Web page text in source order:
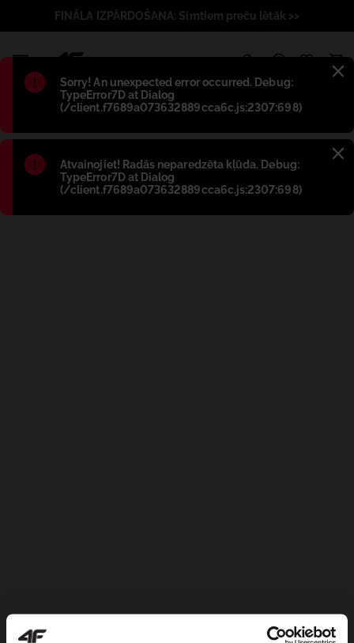
Błąd:
Sorry! An unexpected error occurred. Debug:
TypeError7D at Dialog
(/client.f7689a073632889cca6c.js:2307:698)
Błąd:
Atvainojiet! Radās neparedzēta kļūda. Debug:
TypeError7D at Dialog
(/client.f7689a073632889cca6c.js:2307:698)
FINĀLA IZPĀRDOŠANA: Simtiem preču lētāk >>